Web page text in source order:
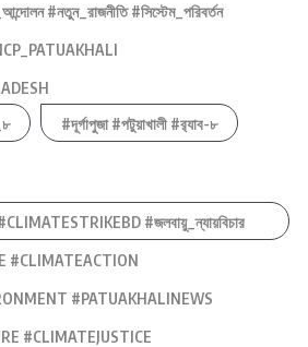
#নতুন_রাজনীতি #সিস্টেম_পরিবর্তন
#দূর্গাপুজা #পটুয়াখালী #র‍্যাব-৮
#CLIMATESTRIKEBD #জলবায়ু_ন্যায়বিচার
#CLIMATEACTION
#PATUAKHALINEWS
#CLIMATEJUSTICE